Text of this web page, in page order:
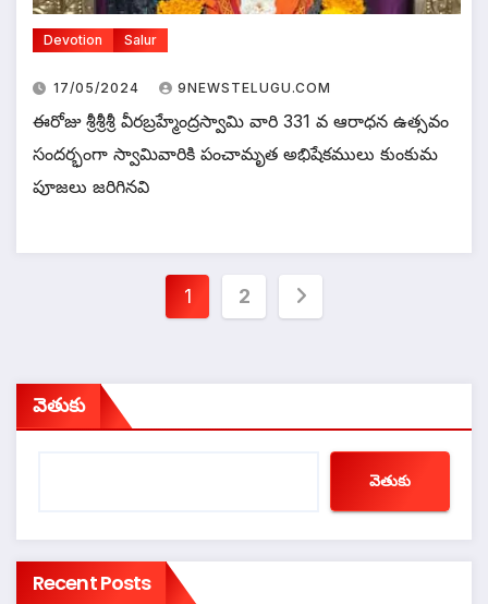
Devotion Salur
17/05/2024 9NEWSTELUGU.COM
ఈరోజు శ్రీశ్రీశ్రీ వీరబ్రహ్మేంద్రస్వామి వారి 331 వ ఆరాధన ఉత్సవం
సందర్భంగా స్వామివారికి పంచామృత అభిషేకములు కుంకుమ
పూజలు జరిగినవి
Posts
1 2
వెతుకు
వెతుకు
Recent Posts